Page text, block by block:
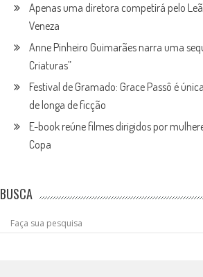
Apenas uma diretora competirá pelo
Veneza
Anne Pinheiro Guimarães narra uma
Criaturas”
Festival de Gramado: Grace Passô é
de longa de ficção
E-book reúne filmes dirigidos por
Copa
BUSCA